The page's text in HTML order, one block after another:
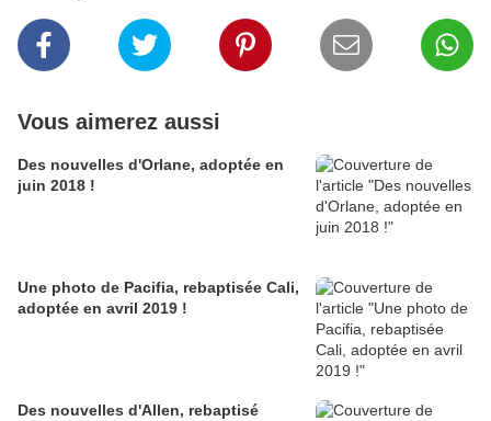
Vous aimerez aussi
Des nouvelles d'Orlane, adoptée en
juin 2018 !
Une photo de Pacifia, rebaptisée Cali,
adoptée en avril 2019 !
Des nouvelles d'Allen, rebaptisé